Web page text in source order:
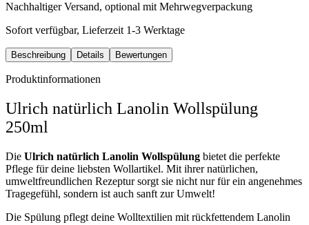
Nachhaltiger Versand, optional mit Mehrwegverpackung
Sofort verfügbar, Lieferzeit 1-3 Werktage
Beschreibung Details Bewertungen
Produktinformationen
Ulrich natürlich Lanolin Wollspülung
250ml
Die Ulrich natürlich Lanolin Wollspülung bietet die perfekte
Pflege für deine liebsten Wollartikel. Mit ihrer natürlichen,
umweltfreundlichen Rezeptur sorgt sie nicht nur für ein angenehmes
Tragegefühl, sondern ist auch sanft zur Umwelt!
Die Spülung pflegt deine Wolltextilien mit rückfettendem Lanolin